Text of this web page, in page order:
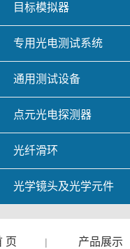
目标模拟器
专用光电测试系统
通用测试设备
点元光电探测器
光纤滑环
光学镜头及光学元件
页 | 产品展示